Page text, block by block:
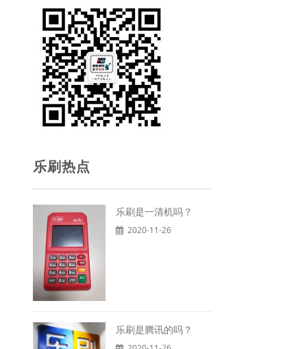
乐刷热点
乐刷是一清机吗？
2020-11-26
乐刷是腾讯的吗？